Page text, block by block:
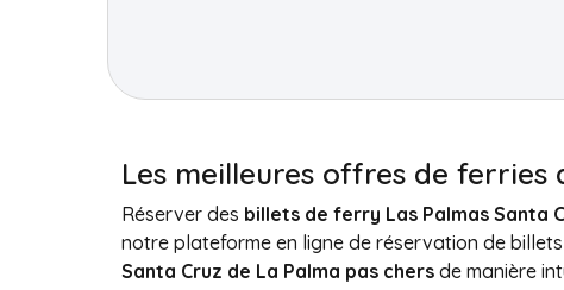
Les meilleures offres de ferries
Réserver des billets de ferry Las Palmas Santa
notre plateforme en ligne de réservation de
Santa Cruz de La Palma pas chers de manière